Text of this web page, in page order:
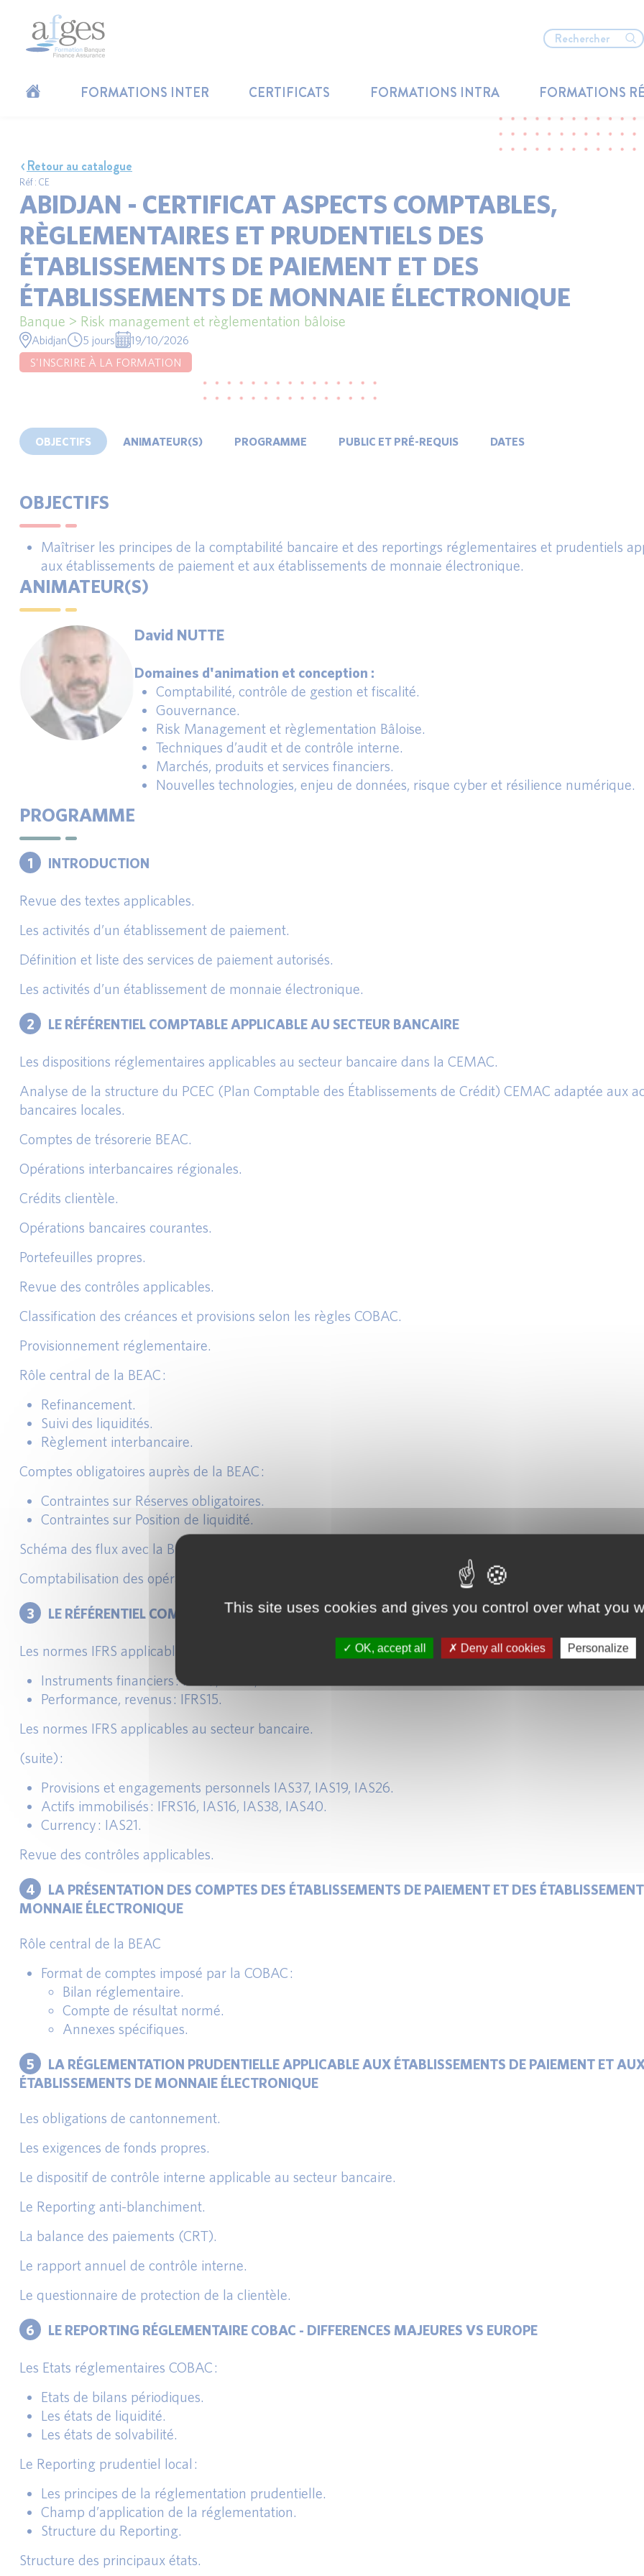
FORMATIONS INTER CERTIFICATS FORMATIONS INTRA FORMATIONS
Retour au catalogue
Réf : CE
ABIDJAN - CERTIFICAT ASPECTS COMPTABLES,
RÈGLEMENTAIRES ET PRUDENTIELS DES
ÉTABLISSEMENTS DE PAIEMENT ET DES
ÉTABLISSEMENTS DE MONNAIE ÉLECTRONIQUE
Banque > Risk management et règlementation bâloise
Abidjan 5 jours
19/10/2026
S'INSCRIRE À LA FORMATION
OBJECTIFS ANIMATEUR(S) PROGRAMME PUBLIC ET PRÉ-REQUIS DATES
OBJECTIFS
Maîtriser les principes de la comptabilité bancaire et des reportings réglementaires et prudentiels
aux établissements de paiement et aux établissements de monnaie électronique.
ANIMATEUR(S)
David NUTTE
Domaines d'animation et conception :
Comptabilité, contrôle de gestion et fiscalité.
Gouvernance.
Risk Management et règlementation Bâloise.
Techniques d’audit et de contrôle interne.
Marchés, produits et services financiers.
Nouvelles technologies, enjeu de données, risque cyber et résilience numérique.
PROGRAMME
1 INTRODUCTION
Revue des textes applicables.
Les activités d’un établissement de paiement.
Définition et liste des services de paiement autorisés.
Les activités d’un établissement de monnaie électronique.
2 LE RÉFÉRENTIEL COMPTABLE APPLICABLE AU SECTEUR BANCAIRE
Les dispositions réglementaires applicables au secteur bancaire dans la CEMAC.
Analyse de la structure du PCEC (Plan Comptable des Établissements de Crédit) CEMAC adaptée aux
bancaires locales.
Comptes de trésorerie BEAC.
Opérations interbancaires régionales.
Crédits clientèle.
Opérations bancaires courantes.
Portefeuilles propres.
Revue des contrôles applicables.
Classification des créances et provisions selon les règles COBAC.
Provisionnement réglementaire.
Rôle central de la BEAC :
Refinancement.
Suivi des liquidités.
Règlement interbancaire.
Comptes obligatoires auprès de la BEAC :
Contraintes sur Réserves obligatoires.
Contraintes sur Position de liquidité.
Schéma des flux avec la BEAC :
Comptabilisation des opérations avec la banque centrale.
3 LE RÉFÉRENTIEL COMPTABLE – IFRS - APPLICABLE AU SECTEUR BANCAIRE
Les normes IFRS applicables au secteur bancaire :
Instruments financiers : IFRS9, IFRS7, IFRS13.
Performance, revenus : IFRS15.
Les normes IFRS applicables au secteur bancaire.
(suite) :
Provisions et engagements personnels IAS37, IAS19, IAS26.
Actifs immobilisés : IFRS16, IAS16, IAS38, IAS40.
Currency : IAS21.
Revue des contrôles applicables.
4
LA PRÉSENTATION DES COMPTES DES ÉTABLISSEMENTS DE PAIEMENT ET DES
MONNAIE ÉLECTRONIQUE
Rôle central de la BEAC
Format de comptes imposé par la COBAC :
Bilan réglementaire.
Compte de résultat normé.
Annexes spécifiques.
5
LA RÉGLEMENTATION PRUDENTIELLE APPLICABLE AUX ÉTABLISSEMENTS DE PAIEMENT ET
ÉTABLISSEMENTS DE MONNAIE ÉLECTRONIQUE
Les obligations de cantonnement.
Les exigences de fonds propres.
Le dispositif de contrôle interne applicable au secteur bancaire.
Le Reporting anti-blanchiment.
La balance des paiements (CRT).
Le rapport annuel de contrôle interne.
Le questionnaire de protection de la clientèle.
6 LE REPORTING RÉGLEMENTAIRE COBAC - DIFFERENCES MAJEURES VS EUROPE
Les Etats réglementaires COBAC :
Etats de bilans périodiques.
Les états de liquidité.
Les états de solvabilité.
Le Reporting prudentiel local :
Les principes de la réglementation prudentielle.
Champ d’application de la réglementation.
Structure du Reporting.
Structure des principaux états.
This site uses cookies and gives you control over what you
OK, accept all Deny all cookies Personalize